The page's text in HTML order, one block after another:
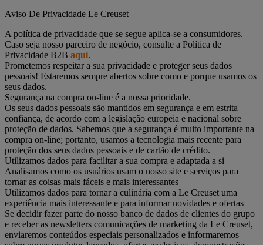
Aviso De Privacidade Le Creuset
A política de privacidade que se segue aplica-se a consumidores.
Caso seja nosso parceiro de negócio, consulte a Política de
Privacidade B2B aqui.
Prometemos respeitar a sua privacidade e proteger seus dados
pessoais! Estaremos sempre abertos sobre como e porque usamos os
seus dados.
Segurança na compra on-line é a nossa prioridade.
Os seus dados pessoais são mantidos em segurança e em estrita
confiança, de acordo com a legislação europeia e nacional sobre
proteção de dados. Sabemos que a segurança é muito importante na
compra on-line; portanto, usamos a tecnologia mais recente para
proteção dos seus dados pessoais e de cartão de crédito.
Utilizamos dados para facilitar a sua compra e adaptada a si
Analisamos como os usuários usam o nosso site e serviços para
tornar as coisas mais fáceis e mais interessantes
Utilizamos dados para tornar a culinária com a Le Creuset uma
experiência mais interessante e para informar novidades e ofertas
Se decidir fazer parte do nosso banco de dados de clientes do grupo
e receber as newsletters comunicações de marketing da Le Creuset,
enviaremos conteúdos especiais personalizados e informaremos